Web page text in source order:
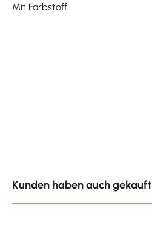
Mit Farbstoff
Kunden haben auch gekauft